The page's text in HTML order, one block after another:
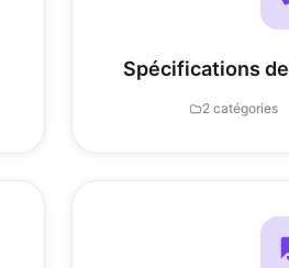
Spécifications
2 catégories